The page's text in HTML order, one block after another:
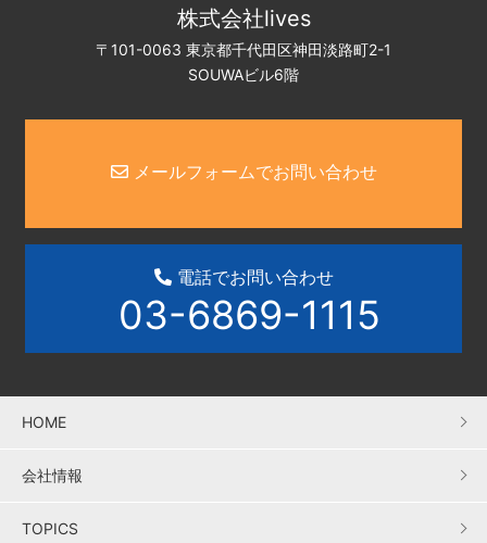
株式会社lives
〒101-0063 東京都千代田区神田淡路町2-1
SOUWAビル6階
メールフォームでお問い合わせ
電話でお問い合わせ
03-6869-1115
HOME
会社情報
TOPICS